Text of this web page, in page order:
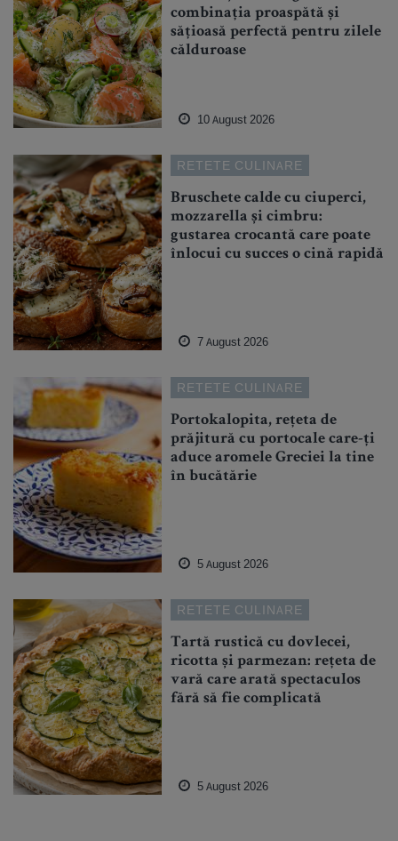
combinația proaspătă și
sățioasă perfectă pentru zilele
călduroase
10 August 2026
RETETE CULINARE
Bruschete calde cu ciuperci,
mozzarella și cimbru:
gustarea crocantă care poate
înlocui cu succes o cină rapidă
7 August 2026
RETETE CULINARE
Portokalopita, rețeta de
prăjitură cu portocale care-ți
aduce aromele Greciei la tine
în bucătărie
5 August 2026
RETETE CULINARE
Tartă rustică cu dovlecei,
ricotta și parmezan: rețeta de
vară care arată spectaculos
fără să fie complicată
5 August 2026